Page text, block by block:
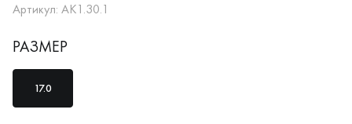
Артикул: АК1.30.1
РАЗМЕР
17.0